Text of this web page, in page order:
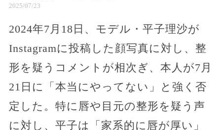
2025/07/23
2024年7月18日、モデル・平子理沙が
Instagramに投稿した顔写真に対し、整
形を疑うコメントが相次ぎ、本人が7月
21日に「本当にやってない」と強く否
定した。特に唇や目元の整形を疑う声
に対し、平子は「家系的に唇が厚い」